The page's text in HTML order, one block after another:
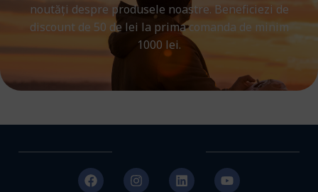
noutăți despre produsele noastre. Beneficiezi de
discount de 50 de lei la prima comanda de minim
1000 lei.